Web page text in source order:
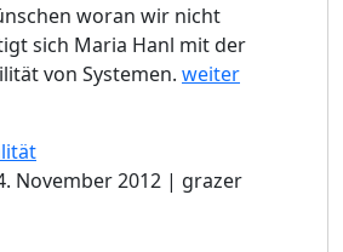
woran wir nicht
sich Maria Hanl mit der
von Systemen. weiter
November 2012 | grazer